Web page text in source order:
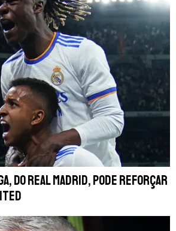
do Real Madrid, pode reforçar